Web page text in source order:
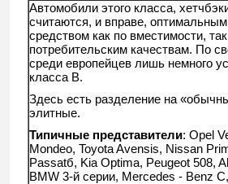
Автомобили этого класса,
считаются, и вправе,
средством как по вместимости,
потребительским качествам. По
среди европейцев лишь немного
класса В.
Здесь есть разделение на
элитные.
Типичные представители: Opel
Mondeo, Toyota Avensis, Nissan
Passatб, Kia Optima, Peugeot 508,
BMW 3-й серии, Mercedes - Benz